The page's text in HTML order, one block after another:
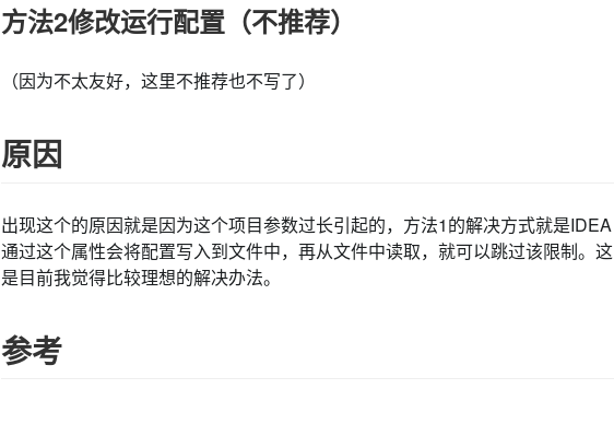
方法2修改运行配置（不推荐）
（因为不太友好，这里不推荐也不写了）
原因
出现这个的原因就是因为这个项目参数过长引起的，方法1的解决方式就是IDEA
通过这个属性会将配置写入到文件中，再从文件中读取，就可以跳过该限制。这
是目前我觉得比较理想的解决办法。
参考